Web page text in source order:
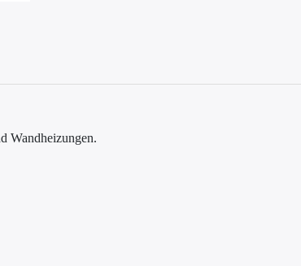
Wandheizungen.